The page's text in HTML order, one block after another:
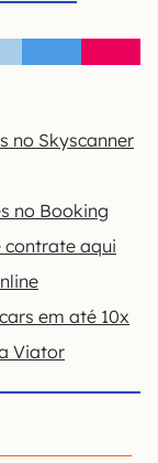
no Skyscanner
no Booking
contrate aqui
em até 10x
Viator